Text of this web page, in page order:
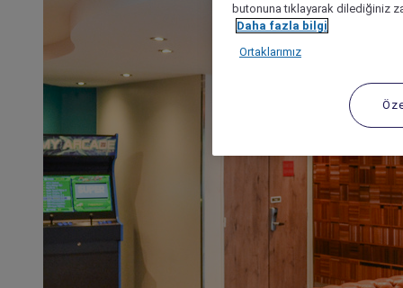
butonuna tıklayarak dilediğiniz
Daha fazla bilgi
Ortaklarımız